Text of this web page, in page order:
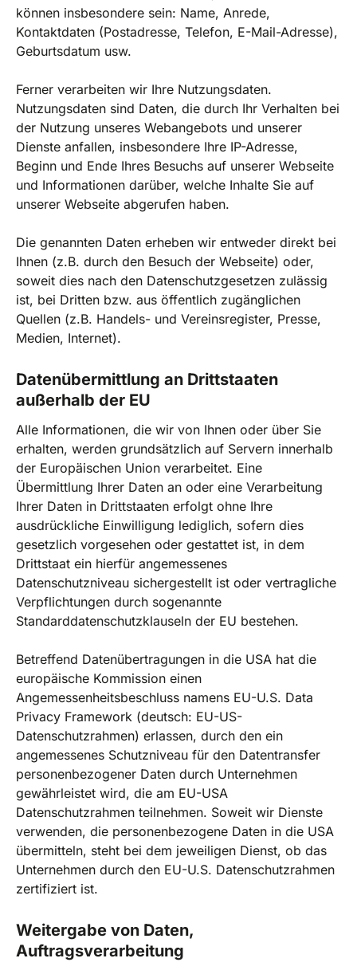
können insbesondere sein: Name, Anrede,
Kontaktdaten (Postadresse, Telefon, E-Mail-Adresse),
Geburtsdatum usw.
Ferner verarbeiten wir Ihre Nutzungsdaten.
Nutzungsdaten sind Daten, die durch Ihr Verhalten bei
der Nutzung unseres Webangebots und unserer
Dienste anfallen, insbesondere Ihre IP-Adresse,
Beginn und Ende Ihres Besuchs auf unserer Webseite
und Informationen darüber, welche Inhalte Sie auf
unserer Webseite abgerufen haben.
Die genannten Daten erheben wir entweder direkt bei
Ihnen (z.B. durch den Besuch der Webseite) oder,
soweit dies nach den Datenschutzgesetzen zulässig
ist, bei Dritten bzw. aus öffentlich zugänglichen
Quellen (z.B. Handels- und Vereinsregister, Presse,
Medien, Internet).
Datenübermittlung an Drittstaaten
außerhalb der EU
Alle Informationen, die wir von Ihnen oder über Sie
erhalten, werden grundsätzlich auf Servern innerhalb
der Europäischen Union verarbeitet. Eine
Übermittlung Ihrer Daten an oder eine Verarbeitung
Ihrer Daten in Drittstaaten erfolgt ohne Ihre
ausdrückliche Einwilligung lediglich, sofern dies
gesetzlich vorgesehen oder gestattet ist, in dem
Drittstaat ein hierfür angemessenes
Datenschutzniveau sichergestellt ist oder vertragliche
Verpflichtungen durch sogenannte
Standarddatenschutzklauseln der EU bestehen.
Betreffend Datenübertragungen in die USA hat die
europäische Kommission einen
Angemessenheitsbeschluss namens EU-U.S. Data
Privacy Framework (deutsch: EU-US-
Datenschutzrahmen) erlassen, durch den ein
angemessenes Schutzniveau für den Datentransfer
personenbezogener Daten durch Unternehmen
gewährleistet wird, die am EU-USA
Datenschutzrahmen teilnehmen. Soweit wir Dienste
verwenden, die personenbezogene Daten in die USA
übermitteln, steht bei dem jeweiligen Dienst, ob das
Unternehmen durch den EU-U.S. Datenschutzrahmen
zertifiziert ist.
Weitergabe von Daten,
Auftragsverarbeitung